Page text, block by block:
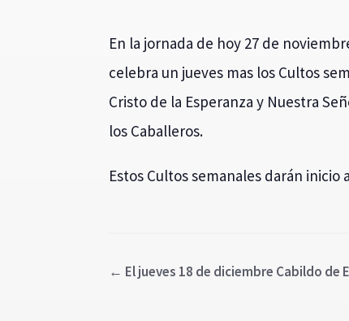
En la jornada de hoy 27 de
celebra un jueves mas los Cultos
Cristo de la Esperanza y Nuestra
los Caballeros.
Estos Cultos semanales darán inicio
← El jueves 18 de diciembre Cabildo de